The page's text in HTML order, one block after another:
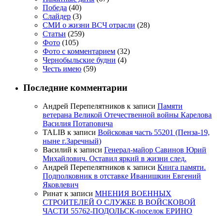
Победа (40)
Слайдер (3)
СМИ о жизни ВСЧ отрасли (28)
Статьи (259)
Фото (105)
Фото с комментарием (32)
Чернобыльские будни (4)
Честь имею (59)
Последние комментарии
Андрей Перепелятников к записи Памяти
ветерана Великой Отечественной войны Карелова
Василия Потаповича
TALIB к записи Войсковая часть 55201 (Пенза-19,
ныне г.Заречный)
Василий к записи Генерал-майор Савинов Юрий
Михайлович. Оставил яркий в жизни след.
Андрей Перепелятников к записи Книга памяти.
Подполковник в отставке Иванишкин Евгений
Яковлевич
Ринат к записи МНЕНИЯ ВОЕННЫХ
СТРОИТЕЛЕЙ О СЛУЖБЕ В ВОЙСКОВОЙ
ЧАСТИ 55762-ПОДОЛЬСК-поселок ЕРИНО